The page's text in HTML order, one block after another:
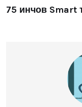
75 инчов Smart